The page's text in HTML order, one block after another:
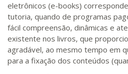
eletrônicos (e-books)
tutoria, quando de programas
fácil compreensão, dinâmicas e
existente nos livros, que
agradável, ao mesmo tempo em
para a fixação dos conteúdos